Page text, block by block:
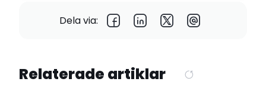
Dela via:
Relaterade artiklar